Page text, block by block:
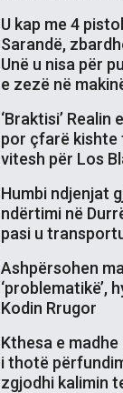
U kap me 4
Sarandë,
Unë u nisa për
e zezë në
‘Braktisi’
por çfarë kishte
vitesh për Los
Humbi ndjenjat
ndërtimi në
pasi u
Ashpërsohen
‘problematikë’,
Kodin Rrugor
Kthesa e
i thotë
zgjodhi kalimin